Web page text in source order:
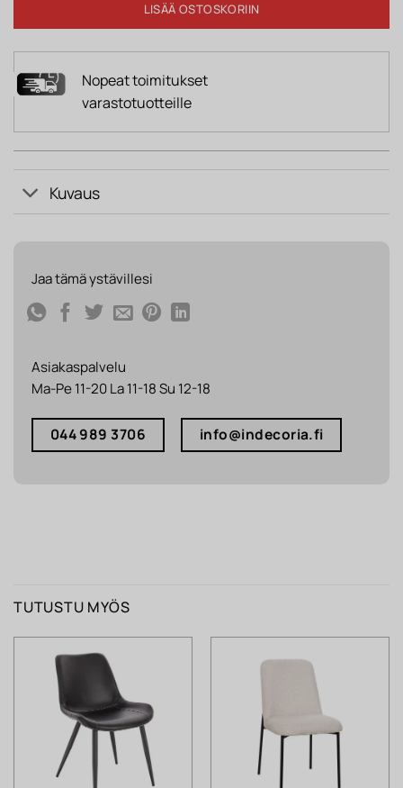
LISÄÄ OSTOSKORIIN
Nopeat toimitukset
varastotuotteille
Kuvaus
Jaa tämä ystävillesi
Asiakaspalvelu
Ma-Pe 11-20 La 11-18 Su 12-18
044 989 3706 info@indecoria.fi
TUTUSTU MYÖS